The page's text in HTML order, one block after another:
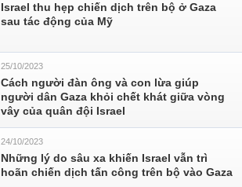
Israel thu hẹp chiến dịch trên bộ ở Gaza
sau tác động của Mỹ
25/10/2023
Cách người đàn ông và con lừa giúp
người dân Gaza khỏi chết khát giữa vòng
vây của quân đội Israel
24/10/2023
Những lý do sâu xa khiến Israel vẫn trì
hoãn chiến dịch tấn công trên bộ vào Gaza